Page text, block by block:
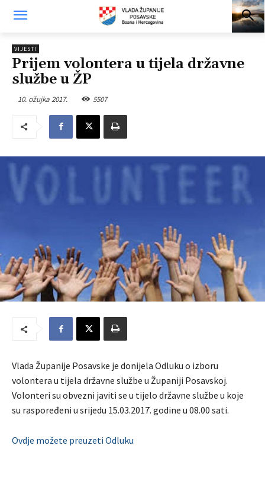
VIJESTI
Prijem volontera u tijela državne
službe u ŽP
10. ožujka 2017. 5507
Vlada Županije Posavske je donijela Odluku o izboru
volontera u tijela državne službe u Županiji Posavskoj.
Volonteri su obvezni javiti se u tijelo državne službe u koje
su raspoređeni u srijedu 15.03.2017. godine u 08.00 sati.
Ovdje možete preuzeti Odluku